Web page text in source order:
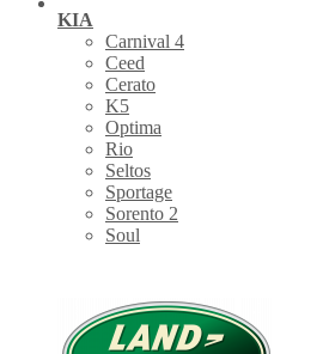
KIA
Carnival 4
Ceed
Cerato
K5
Optima
Rio
Seltos
Sportage
Sorento 2
Soul